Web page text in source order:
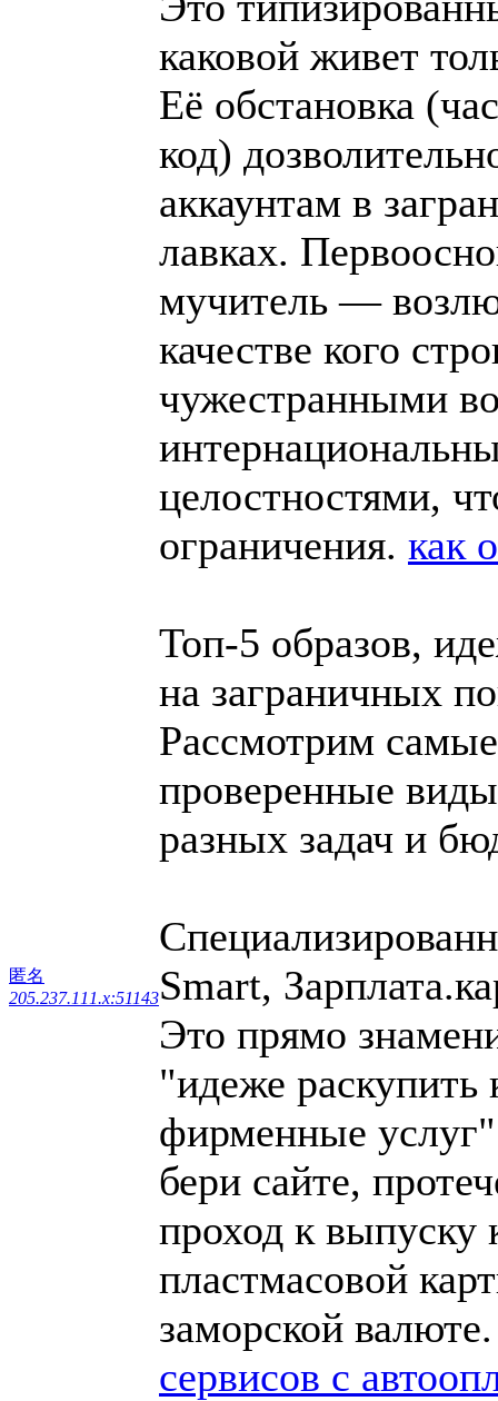
匿名
205.237.111.x:51143
каковой живет
Её обстановка
код)
аккаунтам в
лавках.
мучитель —
качестве кого
чужестранными
целостностями,
ограничения. как
Топ-5 образов,
на заграничных
Рассмотрим
проверенные
разных задач и
Smart,
Это прямо
"идеже раскупить
фирменные
бери сайте,
проход к выпуску
пластмасовой
заморской
сервисов с